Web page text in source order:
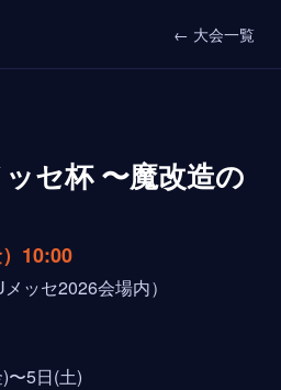
← 大会一覧
セ杯 〜魔改造の
10:00
ッセ2026会場内）
〜5日(土)